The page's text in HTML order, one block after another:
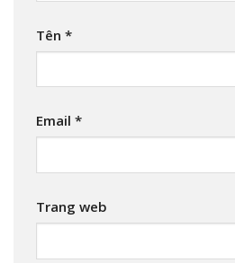
Tên *
Email *
Trang web